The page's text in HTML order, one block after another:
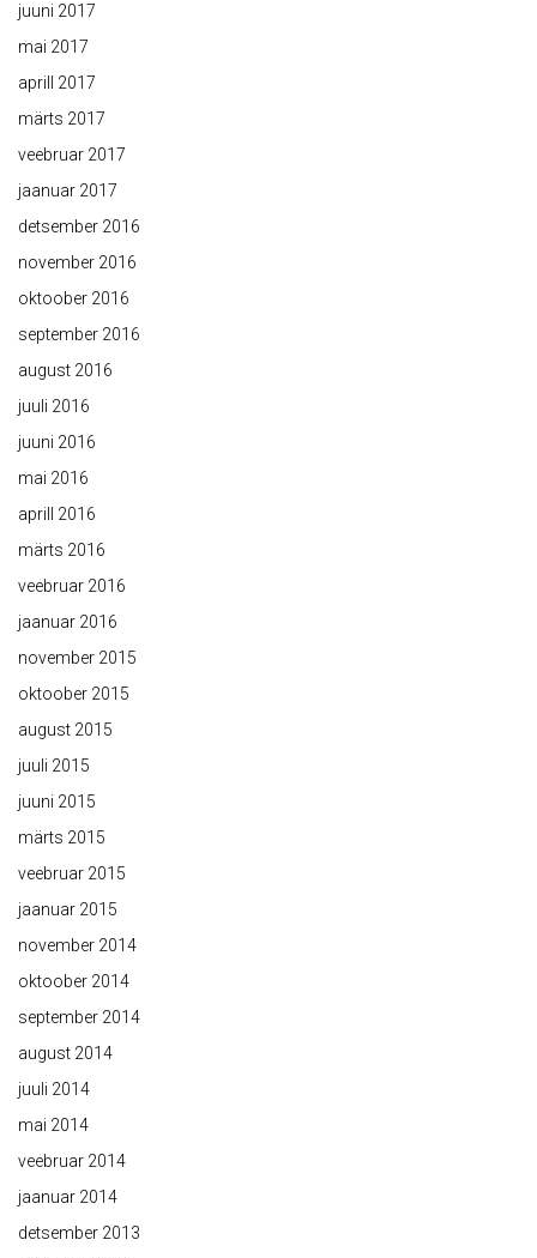
juuni 2017
mai 2017
aprill 2017
märts 2017
veebruar 2017
jaanuar 2017
detsember 2016
november 2016
oktoober 2016
september 2016
august 2016
juuli 2016
juuni 2016
mai 2016
aprill 2016
märts 2016
veebruar 2016
jaanuar 2016
november 2015
oktoober 2015
august 2015
juuli 2015
juuni 2015
märts 2015
veebruar 2015
jaanuar 2015
november 2014
oktoober 2014
september 2014
august 2014
juuli 2014
mai 2014
veebruar 2014
jaanuar 2014
detsember 2013